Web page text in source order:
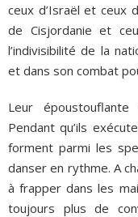
ceux d’Israël et ceux
de Cisjordanie et
l’indivisibilité de la
et dans son combat
Leur
Pendant qu’ils
forment parmi les
danser en rythme. A
à frapper dans les
toujours plus de